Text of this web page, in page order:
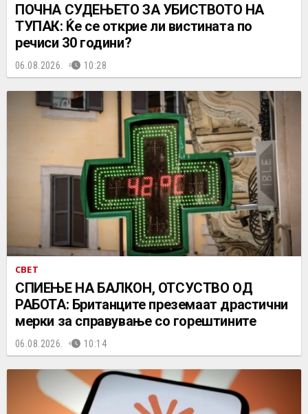
ПОЧНА СУДЕЊЕТО ЗА УБИСТВОТО НА
ТУПАК: Ќе се открие ли вистината по
речиси 30 години?
06.08.2026. 10:28
СВЕТ
СПИЕЊЕ НА БАЛКОН, ОТСУСТВО ОД
РАБОТА: Британците преземаат драстични
мерки за справување со горештините
06.08.2026. 10:14